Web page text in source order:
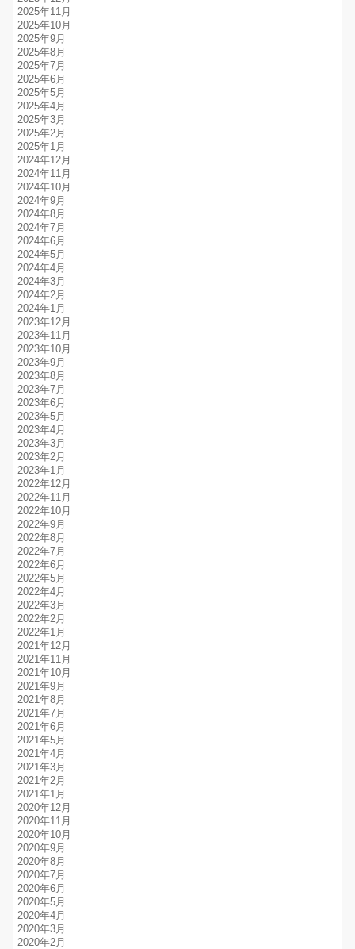
2025年11月
2025年10月
2025年9月
2025年8月
2025年7月
2025年6月
2025年5月
2025年4月
2025年3月
2025年2月
2025年1月
2024年12月
2024年11月
2024年10月
2024年9月
2024年8月
2024年7月
2024年6月
2024年5月
2024年4月
2024年3月
2024年2月
2024年1月
2023年12月
2023年11月
2023年10月
2023年9月
2023年8月
2023年7月
2023年6月
2023年5月
2023年4月
2023年3月
2023年2月
2023年1月
2022年12月
2022年11月
2022年10月
2022年9月
2022年8月
2022年7月
2022年6月
2022年5月
2022年4月
2022年3月
2022年2月
2022年1月
2021年12月
2021年11月
2021年10月
2021年9月
2021年8月
2021年7月
2021年6月
2021年5月
2021年4月
2021年3月
2021年2月
2021年1月
2020年12月
2020年11月
2020年10月
2020年9月
2020年8月
2020年7月
2020年6月
2020年5月
2020年4月
2020年3月
2020年2月